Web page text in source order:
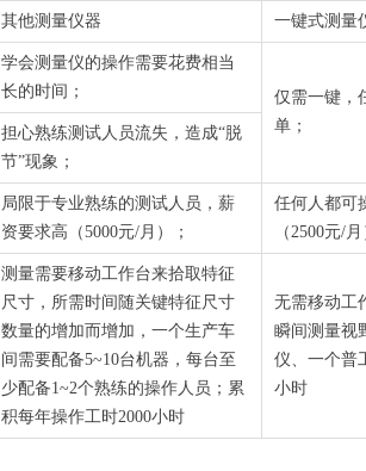
其他测量仪器 一键式测量
学会测量仪的操作需要花费相当
长的时间；
仅需一键，
单；
担心熟练测试人员流失，造成“脱
节”现象；
局限于专业熟练的测试人员，薪
资要求高（5000元/月）；
任何人都可
（2500元/
测量需要移动工作台来拾取特征
尺寸，所需时间随关键特征尺寸
数量的增加而增加，一个生产车
间需要配备5~10台机器，每台至
少配备1~2个熟练的操作人员；累
积每年操作工时2000小时
无需移动工
瞬间测量视
仪、一个普
小时